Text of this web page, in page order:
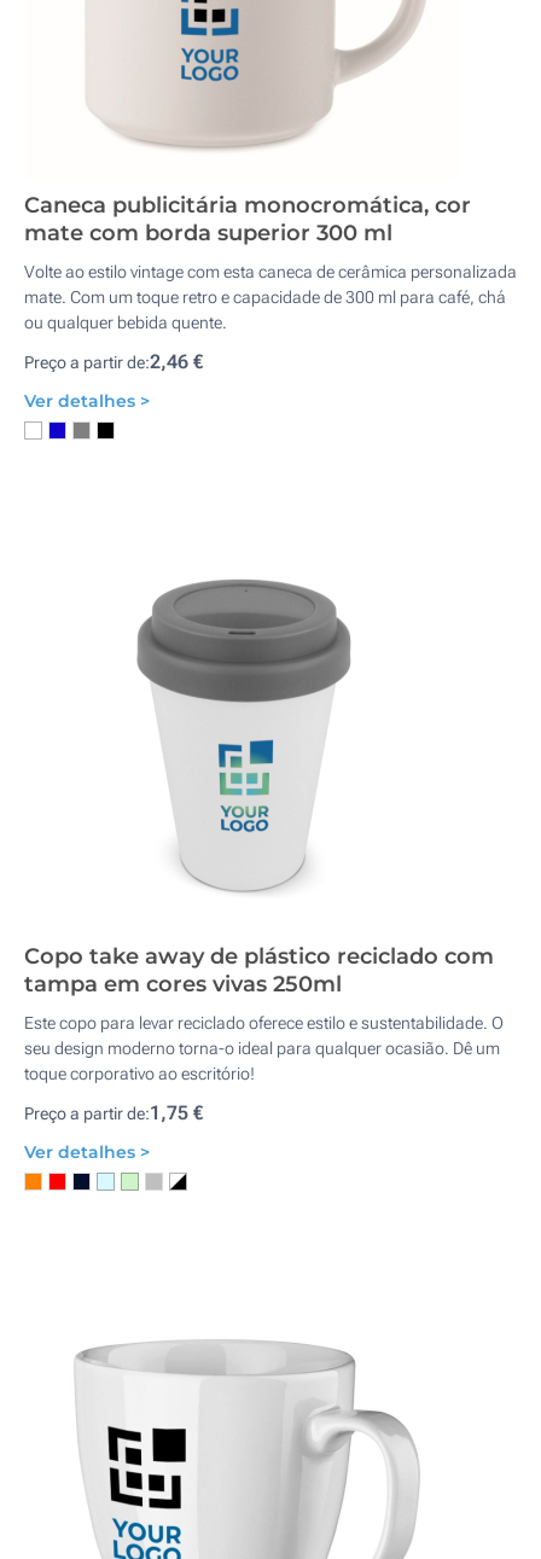
Caneca publicitária monocromática, cor
mate com borda superior 300 ml
Volte ao estilo vintage com esta caneca de cerâmica personalizada
mate. Com um toque retro e capacidade de 300 ml para café, chá
ou qualquer bebida quente.
Preço a partir de:2,46 €
Ver detalhes >
Copo take away de plástico reciclado com
tampa em cores vivas 250ml
Este copo para levar reciclado oferece estilo e sustentabilidade. O
seu design moderno torna-o ideal para qualquer ocasião. Dê um
toque corporativo ao escritório!
Preço a partir de:1,75 €
Ver detalhes >